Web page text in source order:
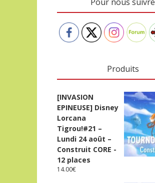
Pour nous suivre
Produits
[INVASION
EPINEUSE] Disney
Lorcana
Tigrou!#21 –
Lundi 24 août –
Construit CORE -
12 places
14.00€